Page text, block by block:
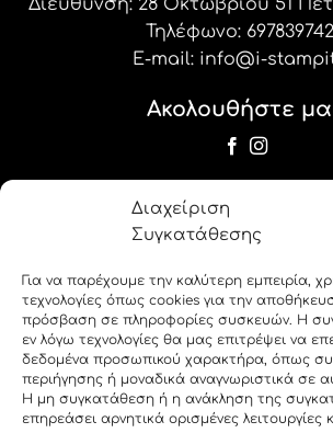
Διαχείριση
Συγκατάθεσης
Για να παρέχουμε την καλύτερη εμπειρία,
τεχνολογίες όπως cookies για την
πρόσβαση σε πληροφορίες συσκευών. Η
εν λόγω τεχνολογίες θα μας επιτρέψει να
δεδομένα προσωπικού χαρακτήρα, όπως
περιήγησης ή μοναδικά αναγνωριστικά σε
Η μη συγκατάθεση ή η ανάκληση της
επηρεάσει αρνητικά ορισμένες λειτουργίες
Διεύθυνση: 28 Οκτωβρίου 51
Τηλέφωνο:
E-mail: info@i-
Ακολουθήστε
Εγγραφείτε στο newsletter
label_19
label_20